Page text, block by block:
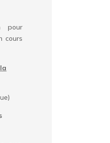
pour
cours